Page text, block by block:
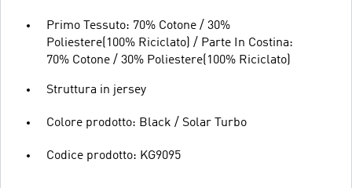
Primo Tessuto: 70% Cotone / 30%
Poliestere(100% Riciclato) / Parte In Costina:
70% Cotone / 30% Poliestere(100% Riciclato)
Struttura in jersey
Colore prodotto: Black / Solar Turbo
Codice prodotto: KG9095